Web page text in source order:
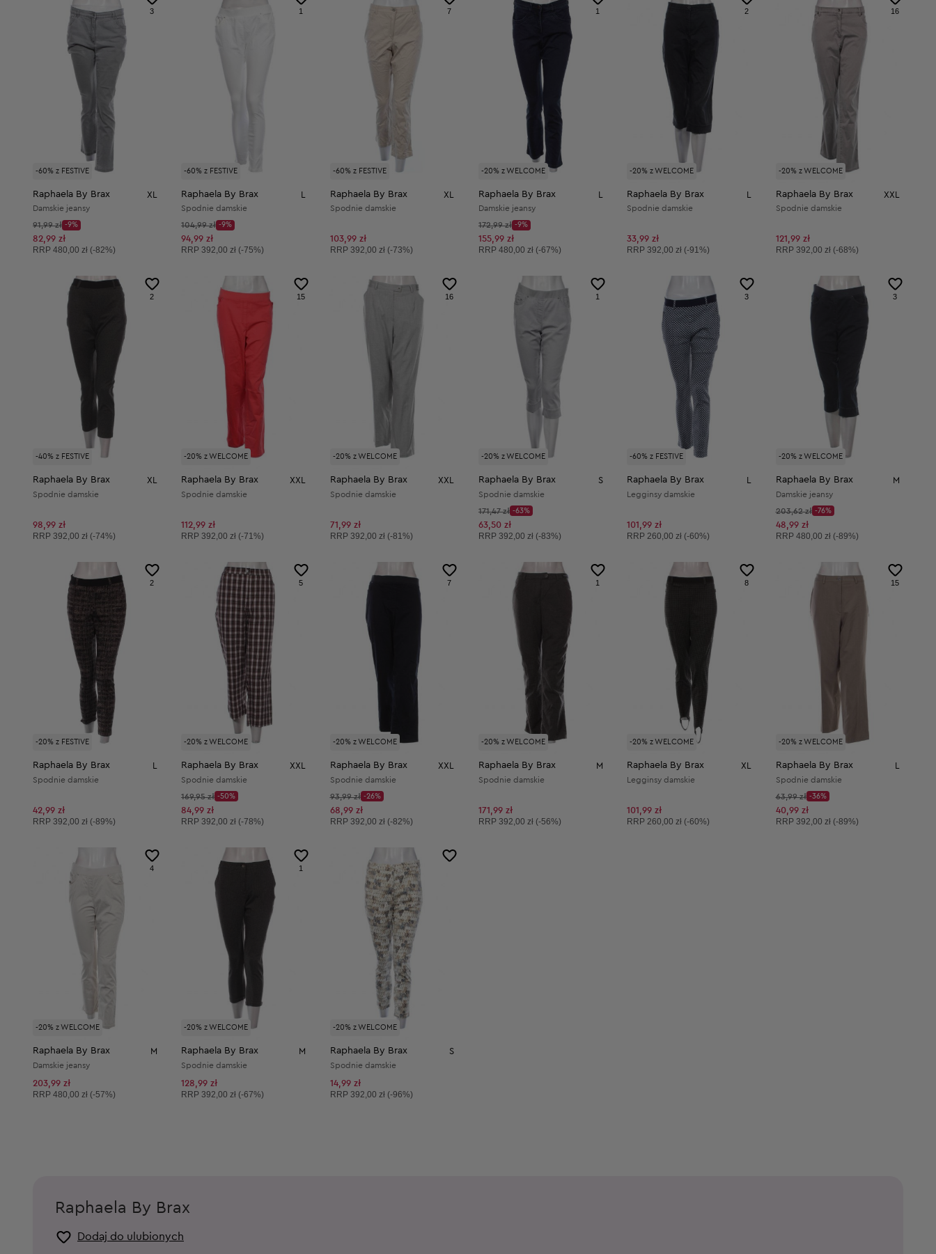
-60% z FESTIVE
3
Raphaela By Brax XL
Damskie jeansy
Cena początkowa:
91,99 zł
Discount Price:
-9%
Obniżona cena:
82,99 zł
Cena sugerowana:
RRP 480,00 zł (-82%)
-60% z FESTIVE
1
Raphaela By Brax L
Spodnie damskie
Cena początkowa:
104,99 zł
Discount Price:
-9%
Obniżona cena:
94,99 zł
Cena sugerowana:
RRP392,00 zł (-75%)
-60% z FESTIVE
7
Raphaela By Brax XL
Spodnie damskie
103,99 zł
Cena sugerowana:
RRP 392,00 zł (-73%)
-20% z WELCOME
1
Raphaela By Brax L
Damskie jeansy
Cena początkowa:
172,99 zł
Discount Price:
-9%
Obniżona cena:
155,99 zł
Cena sugerowana:
RRP 480,00 zł (-67%)
-20% z WELCOME
2
Raphaela By Brax L
Spodnie damskie
33,99 zł
Cena sugerowana:
RRP392,00 zł (-91%)
-20% z WELCOME
16
Raphaela By Brax XXL
Spodnie damskie
121,99 zł
Cena sugerowana:
RRP 392,00 zł (-68%)
-40% z FESTIVE
2
Raphaela By Brax XL
Spodnie damskie
98,99 zł
Cena sugerowana:
RRP 392,00 zł (-74%)
-20% z WELCOME
15
Raphaela By Brax XXL
Spodnie damskie
112,99 zł
Cena sugerowana:
RRP392,00 zł (-71%)
-20% z WELCOME
16
Raphaela By Brax XXL
Spodnie damskie
71,99 zł
Cena sugerowana:
RRP 392,00 zł (-81%)
-20% z WELCOME
1
Raphaela By Brax S
Spodnie damskie
Cena początkowa:
171,47 zł
Discount Price:
-63%
Obniżona cena:
63,50 zł
Cena sugerowana:
RRP 392,00 zł (-83%)
-60% z FESTIVE
3
Raphaela By Brax L
Legginsy damskie
101,99 zł
Cena sugerowana:
RRP 260,00 zł (-60%)
-20% z WELCOME
3
Raphaela By Brax M
Damskie jeansy
Cena początkowa:
203,62 zł
Discount Price:
-76%
Obniżona cena:
48,99 zł
Cena sugerowana:
RRP 480,00 zł (-89%)
-20% z FESTIVE
2
Raphaela By Brax L
Spodnie damskie
42,99 zł
Cena sugerowana:
RRP 392,00 zł (-89%)
-20% z WELCOME
5
Raphaela By Brax XXL
Spodnie damskie
Cena początkowa:
169,95 zł
Discount Price:
-50%
Obniżona cena:
84,99 zł
Cena sugerowana:
RRP392,00 zł (-78%)
-20% z WELCOME
7
Raphaela By Brax XXL
Spodnie damskie
Cena początkowa:
93,99 zł
Discount Price:
-26%
Obniżona cena:
68,99 zł
Cena sugerowana:
RRP 392,00 zł (-82%)
-20% z WELCOME
1
Raphaela By Brax M
Spodnie damskie
171,99 zł
Cena sugerowana:
RRP 392,00 zł (-56%)
-20% z WELCOME
8
Raphaela By Brax XL
Legginsy damskie
101,99 zł
Cena sugerowana:
RRP 260,00 zł (-60%)
-20% z WELCOME
15
Raphaela By Brax L
Spodnie damskie
Cena początkowa:
63,99 zł
Discount Price:
-36%
Obniżona cena:
40,99 zł
Cena sugerowana:
RRP 392,00 zł (-89%)
-20% z WELCOME
4
Raphaela By Brax M
Damskie jeansy
203,99 zł
Cena sugerowana:
RRP 480,00 zł (-57%)
-20% z WELCOME
1
Raphaela By Brax M
Spodnie damskie
128,99 zł
Cena sugerowana:
RRP392,00 zł (-67%)
-20% z WELCOME
Raphaela By Brax S
Spodnie damskie
14,99 zł
Cena sugerowana:
RRP 392,00 zł (-96%)
Raphaela By Brax
Dodaj do ulubionych